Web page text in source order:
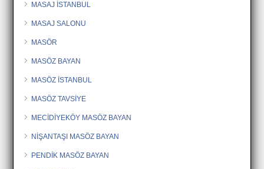
MASAJ İSTANBUL
MASAJ SALONU
MASÖR
MASÖZ BAYAN
MASÖZ İSTANBUL
MASÖZ TAVSİYE
MECİDİYEKÖY MASÖZ BAYAN
NİŞANTAŞI MASÖZ BAYAN
PENDİK MASÖZ BAYAN